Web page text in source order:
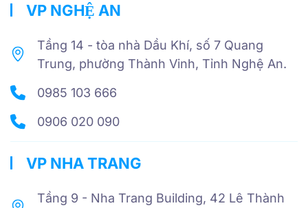
VP NGHỆ AN
Tầng 14 - tòa nhà Dầu Khí, số 7 Quang
Trung, phường Thành Vinh, Tỉnh Nghệ An.
0985 103 666
0906 020 090
VP NHA TRANG
Tầng 9 - Nha Trang Building, 42 Lê Thành